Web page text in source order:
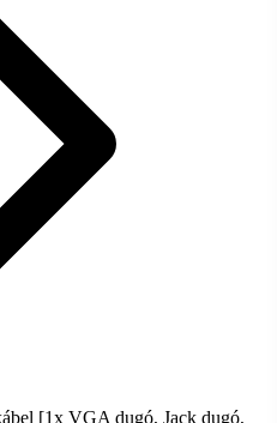
[1x VGA dugó, Jack dugó,